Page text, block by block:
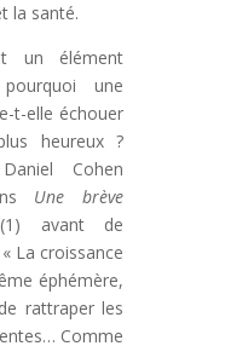
la santé.
un élément
une
t-elle échouer
heureux ?
Cohen
Une brève
avant de
La croissance
éphémère,
rattraper les
Comme